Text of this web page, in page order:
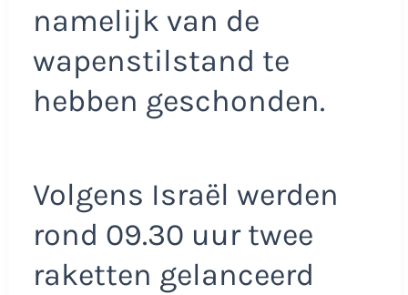
namelijk van de
wapenstilstand te
hebben geschonden.
Volgens Israël werden
rond 09.30 uur twee
raketten gelanceerd